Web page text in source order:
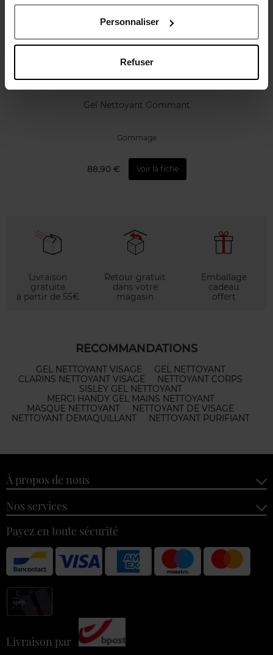
Personnaliser
Refuser
SISLEY
Gel Nettoyant Gommant
Gommage
88,90 € Voir la fiche
Livraison
gratuite
à partir de 55€
Retour gratuit
dans votre
magasin
Emballage
cadeau
offert
RECOMMANDATIONS
GEL NETTOYANT VISAGE
GEL NETTOYANT
CLARINS NETTOYANT VISAGE
NETTOYANT CORPS
SISLEY GEL NETTOYANT
MERCI HANDY GEL MAINS NETTOYANT
MASQUE NETTOYANT
NETTOYANT DE VISAGE
NETTOYANT DEMAQUILLANT
NETTOYANT PURIFIANT
À propos de nous
Nos services
Payez en toute sécurité
Livraison par